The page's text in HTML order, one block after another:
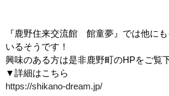
『鹿野住来交流館 館童夢』では他に
いるそうです！
興味のある方は是非鹿野町のHPをご覧
▼詳細はこちら
https://shikano-dream.jp/